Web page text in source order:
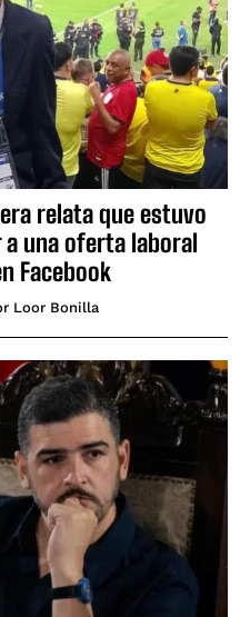
relata que estuvo
una oferta laboral
Facebook
Loor Bonilla